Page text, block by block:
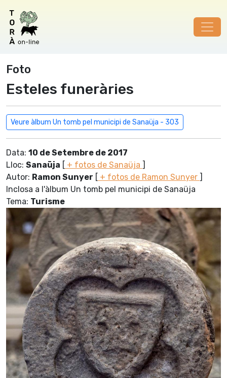
Foto
Esteles funeràries
Veure àlbum Un tomb pel municipi de Sanaüja - 303
Data: 10 de Setembre de 2017
Lloc: Sanaüja [ + fotos de Sanaüja ]
Autor: Ramon Sunyer [ + fotos de Ramon Sunyer ]
Inclosa a l'àlbum Un tomb pel municipi de Sanaüja
Tema: Turisme